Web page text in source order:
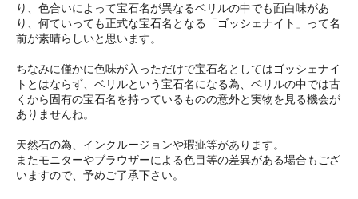
り、色合いによって宝石名が異なるベリルの中でも面白味があ
り、何ていっても正式な宝石名となる「ゴッシェナイト」って名
前が素晴らしいと思います。
ちなみに僅かに色味が入っただけで宝石名としてはゴッシェナイ
トとはならず、ベリルという宝石名になる為、ベリルの中では古
くから固有の宝石名を持っているものの意外と実物を見る機会が
ありませんね。
天然石の為、インクルージョンや瑕疵等があります。
またモニターやブラウザーによる色目等の差異がある場合もござ
いますので、予めご了承下さい。